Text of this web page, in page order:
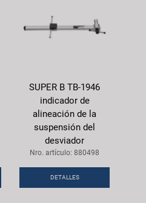
SUPER B TB-1946
indicador de
alineación de la
suspensión del
desviador
Nro. artículo: 880498
DETALLES